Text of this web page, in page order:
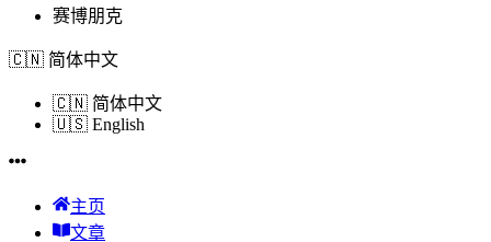
赛博朋克
🇨🇳 简体中文
🇨🇳 简体中文
🇺🇸 English
主页
文章